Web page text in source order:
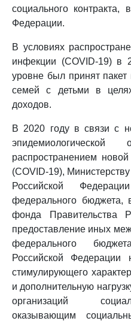
социального контракта,
Федерации.
В условиях
инфекции (COVID-19) в
уровне был принят
семей с детьми в
доходов.
В 2020 году в связи с
эпидемиологической
распространением
(COVID-19),
Российской
федерального бюджета,
фонда Правительства
предоставление иных
федерального
Российской Федерации
стимулирующего
и дополнительную
организаций
оказывающим